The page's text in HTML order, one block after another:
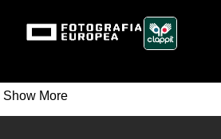
Show More